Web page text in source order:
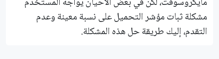
مشكلة ثبات مؤشر التحميل على نسبة معينة وعدم
التقدم، إليك طريقة حل هذه المشكلة.